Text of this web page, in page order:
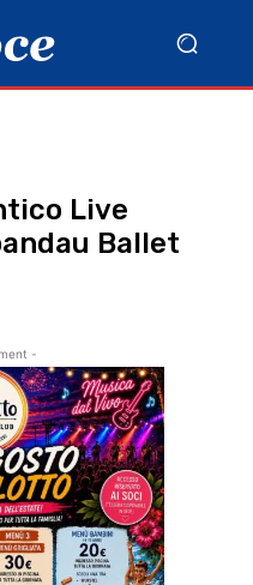
Live
Ballet
-